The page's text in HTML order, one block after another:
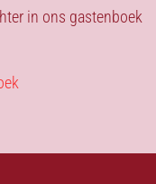
in ons gastenboek